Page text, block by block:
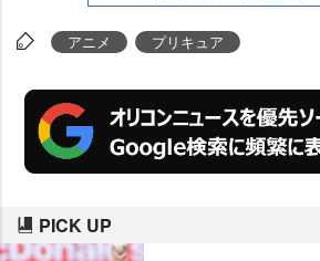
アニメ プリキュア
PICK UP